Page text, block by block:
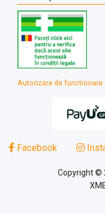
Autorizare de functionare
Facebook
Copyright ©